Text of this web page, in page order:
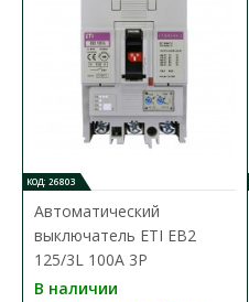
Промышленные
предназначены для защиты
93 421.97 грн
В
В
КОД: 26803
Автоматический
выключатель ETI EB2
125/3L 100A 3P
В наличии